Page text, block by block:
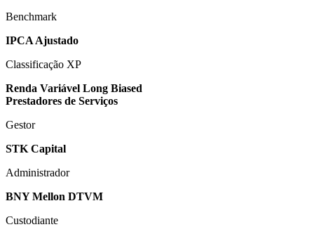
Benchmark
IPCA Ajustado
Classificação XP
Renda Variável Long Biased
Prestadores de Serviços
Gestor
STK Capital
Administrador
BNY Mellon DTVM
Custodiante